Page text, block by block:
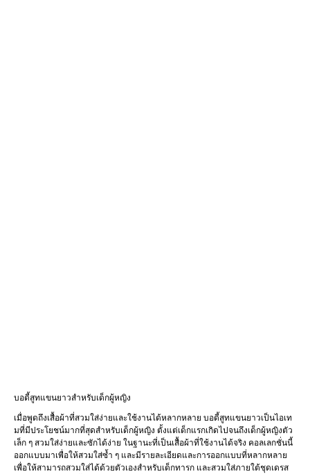
บอดี้สูทแขนยาวสำหรับเด็กผู้หญิง
เมื่อพูดถึงเสื้อผ้าที่สวมใส่ง่ายและใช้งานได้หลากหลาย บอดี้สูทแขนยาวเป็นไอเท
มที่มีประโยชน์มากที่สุดสำหรับเด็กผู้หญิง ตั้งแต่เด็กแรกเกิดไปจนถึงเด็กผู้หญิงตัว
เล็ก ๆ สวมใส่ง่ายและซักได้ง่าย ในฐานะที่เป็นเสื้อผ้าที่ใช้งานได้จริง คอลเลกชั่นนี้
ออกแบบมาเพื่อให้สวมใส่ซ้ำ ๆ และมีรายละเอียดและการออกแบบที่หลากหลาย
เพื่อให้สามารถสวมใส่ได้ด้วยตัวเองสำหรับเด็กทารก และสวมใส่ภายใต้ชุดเดรส